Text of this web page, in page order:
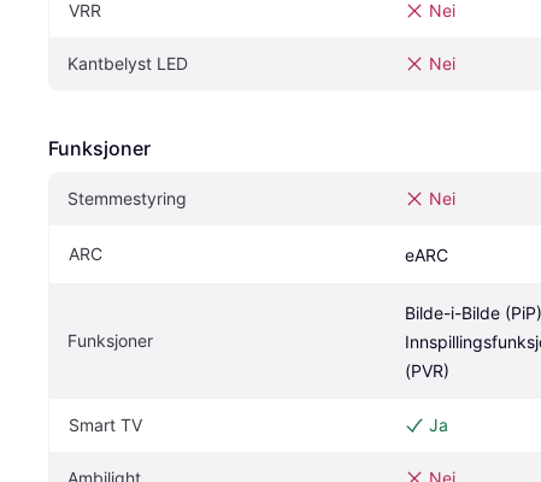
VRR Nei
Kantbelyst LED Nei
Funksjoner
Stemmestyring Nei
ARC eARC
Funksjoner
Bilde-i-Bilde
(PVR)
Smart TV Ja